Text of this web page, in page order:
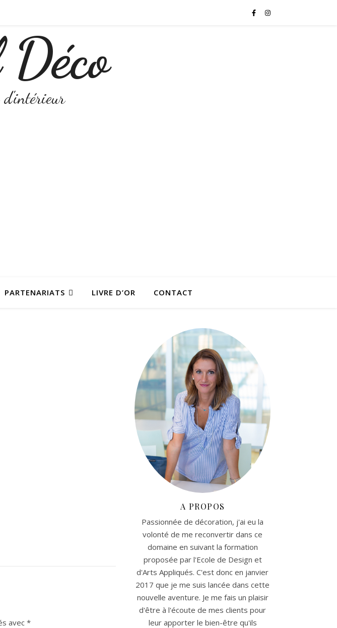
d'intérieur
PARTENARIATS LIVRE D’OR CONTACT
avec *
A PROPOS
Passionnée de décoration, j'ai eu la
volonté de me reconvertir dans ce
domaine en suivant la formation
proposée par l'Ecole de Design et
d'Arts Appliqués. C'est donc en janvier
2017 que je me suis lancée dans cette
nouvelle aventure. Je me fais un plaisir
d'être à l'écoute de mes clients pour
leur apporter le bien-être qu'ils